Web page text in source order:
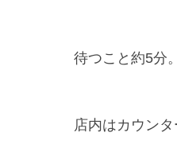
待つこと約5分
店内はカウン